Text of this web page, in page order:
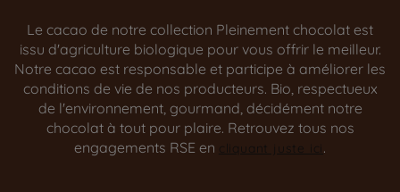
Le cacao de notre collection Pleinement chocolat est
issu d'agriculture biologique pour vous offrir le meilleur.
Notre cacao est responsable et participe à améliorer les
conditions de vie de nos producteurs. Bio, respectueux
de l'environnement, gourmand, décidément notre
chocolat à tout pour plaire. Retrouvez tous nos
engagements RSE en
cliquant juste ici.